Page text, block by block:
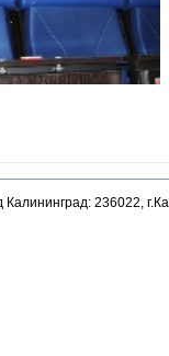
Калининград: 236022,